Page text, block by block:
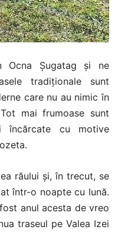
Ocna Șugatag și ne
tradiționale sunt
care nu au nimic în
mai frumoase sunt
încărcate cu motive
răului și, în trecut, se
într-o noapte cu lună.
anul acesta de vreo
traseul pe Valea Izei